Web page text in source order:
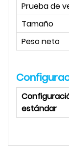
Prueba de
Tamaño
Peso neto
estándar